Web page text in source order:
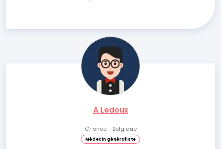
A Ledoux
Crisnee - Belgique
Médecin généraliste